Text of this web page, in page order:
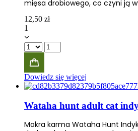
mięsa drobiowego, co czyni ją
12,50 zł
1
Dowiedz się więcej
Wataha hunt adult cat
Mokra karma Wataha Hunt